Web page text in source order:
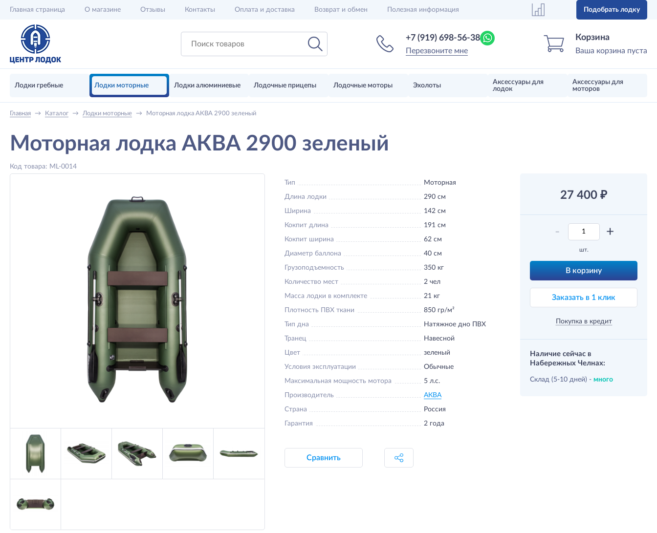
Главная страница О магазине Отзывы Контакты Оплата и доставка Возврат и обмен Полезная информация Подобрать лодку
Корзина
Ваша корзина пуста
+7 (919) 698-56-38
Перезвоните мне
Лодки гребные Лодки моторные Лодки алюминиевые Лодочные прицепы Лодочные моторы Эхолоты
Аксессуары для
лодок
Аксессуары для
моторов
Главная → Каталог → Лодки моторные → Моторная лодка АКВА 2900 зеленый
Моторная лодка АКВА 2900 зеленый
Код товара: ML-0014
27 400 ₽
- +
шт.
В корзину
Заказать в 1 клик
Покупка в кредит
Наличие сейчас в
Набережных Челнах:
Склад (5-10 дней) - много
Тип Моторная
Длина лодки 290 см
Ширина 142 см
Кокпит длина 191 см
Кокпит ширина 62 см
Диаметр баллона 40 см
Грузоподъемность 350 кг
Количество мест 2 чел
Масса лодки в комплекте 21 кг
Плотность ПВХ ткани 850 гр/м²
Тип дна Натяжное дно ПВХ
Транец Навесной
Цвет зеленый
Условия эксплуатации Обычные
Максимальная мощность мотора 5 л.с.
Производитель АКВА
Страна Россия
Гарантия 2 года
Сравнить